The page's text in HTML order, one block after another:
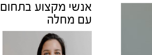
אנשי מקצוע בתחום
עם מחלה